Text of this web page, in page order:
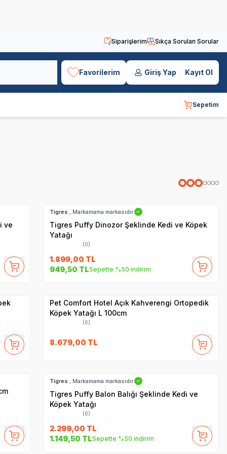
Siparişlerim Sıkça Sorulan Sorular
Favorilerim Giriş Yap Kayıt Ol
Sepetim
ve
Tigres , Markamama markasıdır. ✓
Tigres Puffy Dinozor Şeklinde Kedi ve Köpek
Yatağı
(0)
1.899,00 TL
949,50 TLSepette %50 indirim
Pet Comfort Hotel Açık Kahverengi Ortopedik
Köpek Yatağı L 100cm
(0)
8.679,00 TL
Tigres , Markamama markasıdır. ✓
Tigres Puffy Balon Balığı Şeklinde Kedi ve
Köpek Yatağı
(0)
2.299,00 TL
1.149,50 TLSepette %50 indirim